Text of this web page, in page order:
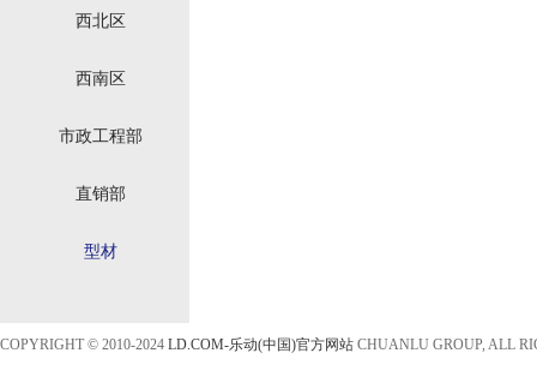
西北区
西南区
市政工程部
直销部
型材
COPYRIGHT © 2010-2024 LD.COM-乐动(中国)官方网站 CHUANLU GROUP, ALL